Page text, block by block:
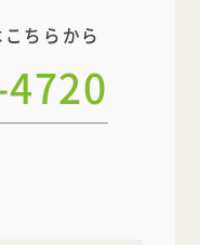
ちらから